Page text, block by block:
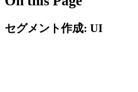
セグメント作成: UI